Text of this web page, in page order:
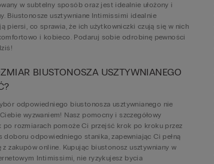
w subtelny sposób oraz jest idealnie ułożony i
Biustonosze usztywniane Intimissimi idealnie
piersi, co sprawia, że ich użytkowniczki czują się w nich
i kobieco. Podaruj sobie odrobinę pewności
BIUSTONOSZA USZTYWNIANEGO
odpowiedniego biustonosza usztywnianego nie
wyzwaniem! Nasz pomocny i szczegółowy
po rozmiarach pomoże Ci przejść krok po kroku przez
doboru odpowiedniego stanika, zapewniając Ci pełną
z zakupów online. Kupując biustonosz usztywniany w
Intimissimi, nie ryzykujesz bycia